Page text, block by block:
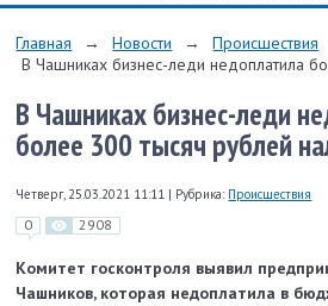
Главная → Новости → Происшествия
В Чашниках бизнес-леди недоплатила
В Чашниках бизнес-леди
более 300 тысяч рублей
Четверг, 25.03.2021 11:11 | Рубрика: Происшествия
0 2908
Комитет госконтроля выявил
Чашников, которая недоплатила в